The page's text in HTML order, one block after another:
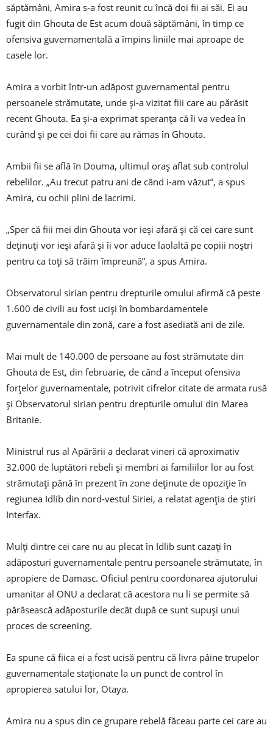
săptămâni, Amira s-a fost reunit cu încă doi fii ai săi. Ei au
fugit din Ghouta de Est acum două săptămâni, în timp ce
ofensiva guvernamentală a împins liniile mai aproape de
casele lor.
Amira a vorbit într-un adăpost guvernamental pentru
persoanele strămutate, unde și-a vizitat fiii care au părăsit
recent Ghouta. Ea și-a exprimat speranța că îi va vedea în
curând și pe cei doi fii care au rămas în Ghouta.
Ambii fii se află în Douma, ultimul oraș aflat sub controlul
rebelilor. „Au trecut patru ani de când i-am văzut”, a spus
Amira, cu ochii plini de lacrimi.
„Sper că fiii mei din Ghouta vor ieși afară și că cei care sunt
deținuți vor ieși afară și îi vor aduce laolaltă pe copiii noștri
pentru ca toți să trăim împreună”, a spus Amira.
Observatorul sirian pentru drepturile omului afirmă că peste
1.600 de civili au fost uciși în bombardamentele
guvernamentale din zonă, care a fost asediată ani de zile.
Mai mult de 140.000 de persoane au fost strămutate din
Ghouta de Est, din februarie, de când a început ofensiva
forțelor guvernamentale, potrivit cifrelor citate de armata rusă
și Observatorul sirian pentru drepturile omului din Marea
Britanie.
Ministrul rus al Apărării a declarat vineri că aproximativ
32.000 de luptători rebeli și membri ai familiilor lor au fost
strămutați până în prezent în zone deținute de opoziție în
regiunea Idlib din nord-vestul Siriei, a relatat agenția de știri
Interfax.
Mulți dintre cei care nu au plecat în Idlib sunt cazați în
adăposturi guvernamentale pentru persoanele strămutate, în
apropiere de Damasc. Oficiul pentru coordonarea ajutorului
umanitar al ONU a declarat că acestora nu li se permite să
părăsească adăposturile decât după ce sunt supuși unui
proces de screening.
Ea spune că fiica ei a fost ucisă pentru că livra pâine trupelor
guvernamentale staționate la un punct de control în
apropierea satului lor, Otaya.
Amira nu a spus din ce grupare rebelă făceau parte cei care au